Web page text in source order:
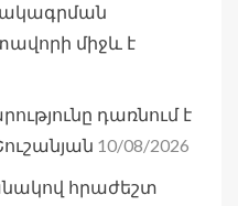
միջև է
դառնում է
10/08/2026
հրաժեշտ